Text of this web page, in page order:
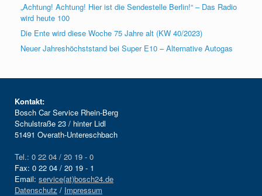
„Achtung! Achtung! Hier ist die Sendestelle Berlin!“ – Das Radio
wird heute 100
Die Ente wird diese Woche 75 Jahre alt (KW 40/2023)
Neuer Jahreshöchststand bei Super E10 – Alternative Autogas
Kontakt:
Bosch Car Service Rhein-Berg
Schulstraße 23 / hinter Lidl
51491 Overath-Untereschbach
Tel.: 0 22 04 / 20 19 - 0
Fax: 0 22 04 / 20 19 - 1
Email: service(at)bosch24.de
Datenschutz / Impressum